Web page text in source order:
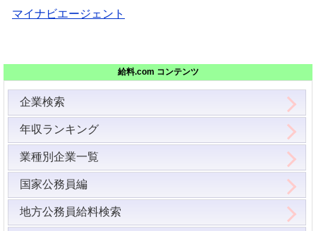
マイナビエージェント
給料.com コンテンツ
企業検索
年収ランキング
業種別企業一覧
国家公務員編
地方公務員給料検索